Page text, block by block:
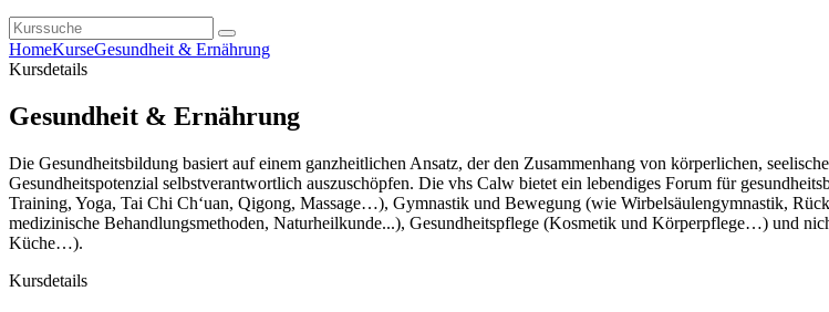
HomeKurseGesundheit & Ernährung
Kursdetails
Gesundheit & Ernährung
Die Gesundheitsbildung basiert auf einem ganzheitlichen Ansatz, der den Zusammenhang von körperlichen,
Gesundheitspotenzial selbstverantwortlich auszuschöpfen. Die vhs Calw bietet ein lebendiges Forum für
Training, Yoga, Tai Chi Ch‘uan, Qigong, Massage…), Gymnastik und Bewegung (wie Wirbelsäulengymnastik,
medizinische Behandlungsmethoden, Naturheilkunde...), Gesundheitspflege (Kosmetik und Körperpflege…) und
Küche…).
Kursdetails